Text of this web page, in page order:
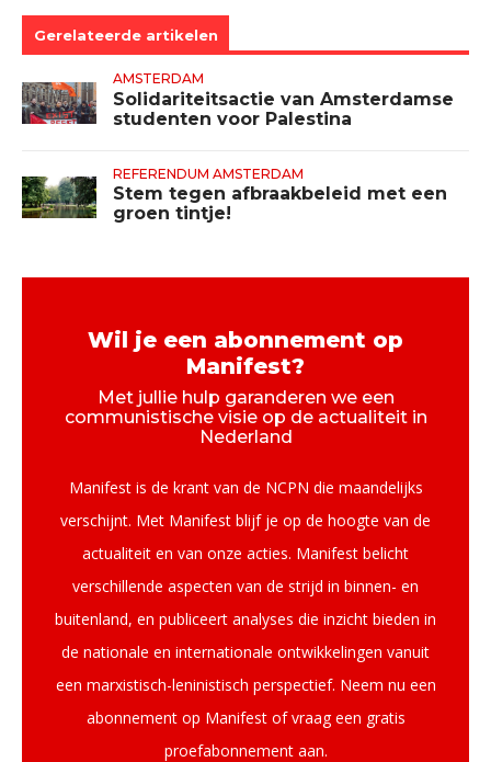
Gerelateerde artikelen
AMSTERDAM
Solidariteitsactie van Amsterdamse
studenten voor Palestina
REFERENDUM AMSTERDAM
Stem tegen afbraakbeleid met een
groen tintje!
Wil je een abonnement op
Manifest?
Met jullie hulp garanderen we een
communistische visie op de actualiteit in
Nederland
Manifest is de krant van de NCPN die maandelijks
verschijnt. Met Manifest blijf je op de hoogte van de
actualiteit en van onze acties. Manifest belicht
verschillende aspecten van de strijd in binnen- en
buitenland, en publiceert analyses die inzicht bieden in
de nationale en internationale ontwikkelingen vanuit
een marxistisch-leninistisch perspectief. Neem nu een
abonnement op Manifest of vraag een gratis
proefabonnement aan.